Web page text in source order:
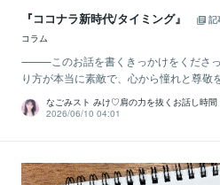
『ココナラ新時代/タイミング』
記
コラム
⸻このお話を書くきっかけをくださっ
り方が本当に素敵で、心から憧れと尊敬
なごみスト みけ♡肩の力を抜くお話し時間
2026/06/10 04:01